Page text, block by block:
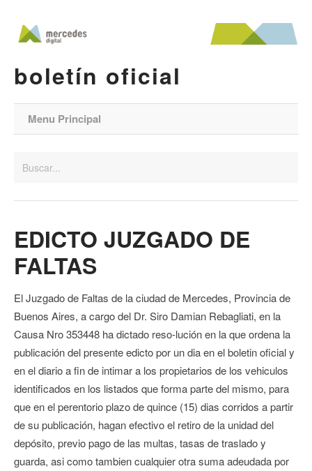
boletín oficial
Menu Principal
EDICTO JUZGADO DE
FALTAS
El Juzgado de Faltas de la ciudad de Mercedes, Provincia de
Buenos Aires, a cargo del Dr. Siro Damian Rebagliati, en la
Causa Nro 353448 ha dictado reso-lución en la que ordena la
publicación del presente edicto por un dia en el boletin oficial y
en el diario a fin de intimar a los propietarios de los vehiculos
identificados en los listados que forma parte del mismo, para
que en el perentorio plazo de quince (15) dias corridos a partir
de su publicación, hagan efectivo el retiro de la unidad del
depósito, previo pago de las multas, tasas de traslado y
guarda, asi como tambien cualquier otra suma adeudada por